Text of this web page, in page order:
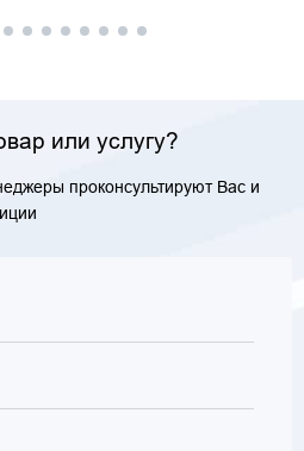
или услугу?
проконсультируют Вас и